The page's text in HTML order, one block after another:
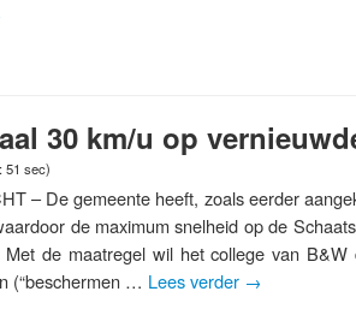
30 km/u op
51 sec)
– De gemeente heeft, zoals eerder
de maximum snelheid op de
de maatregel wil het college van B&W
(“beschermen … Lees verder →